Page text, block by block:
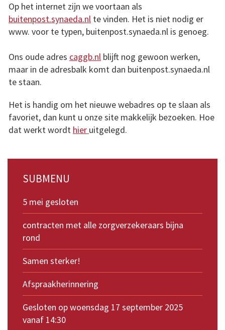
Op het internet zijn we voortaan als
buitenpost.synaeda.nl te vinden. Het is niet nodig er
www. voor te typen, buitenpost.synaeda.nl is genoeg.
Ons oude adres caggb.nl blijft nog gewoon werken,
maar in de adresbalk komt dan buitenpost.synaeda.nl
te staan.
Het is handig om het nieuwe webadres op te slaan als
favoriet, dan kunt u onze site makkelijk bezoeken. Hoe
dat werkt wordt hier uitgelegd.
SUBMENU
5 mei gesloten
contracten met alle zorgverzekeraars bijna
rond
Samen sterker!
Afspraakherinnering
Gesloten op woensdag 17 september 2025
vanaf 14:30